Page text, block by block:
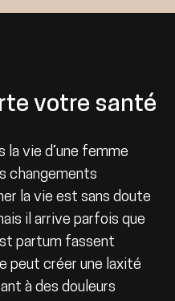
votre santé
la vie d’une femme
changements
la vie est sans doute
il arrive parfois que
partum fassent
peut créer une laxité
à des douleurs